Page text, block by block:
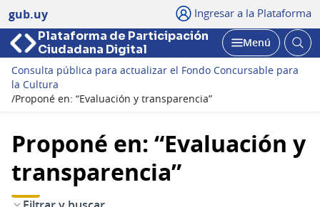
gub.uy Ingresar a la Plataforma
Plataforma de Participación
Ciudadana Digital
Abrir
Menú
Consulta pública para actualizar el Fondo Concursable para
la Cultura
/Proponé en: “Evaluación y transparencia”
Proponé en: “Evaluación y
transparencia”